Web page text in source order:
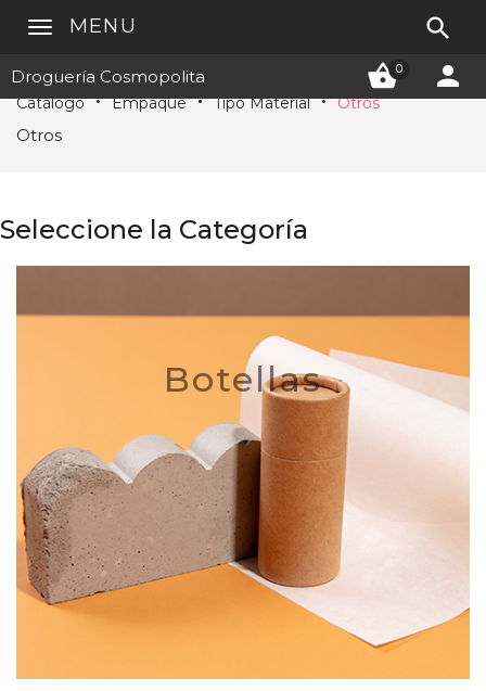
Droguería Cosmopolita 0 
MENU 
Catálogo Empaque Tipo Material Otros
Otros
Seleccione la Categoría
Botellas